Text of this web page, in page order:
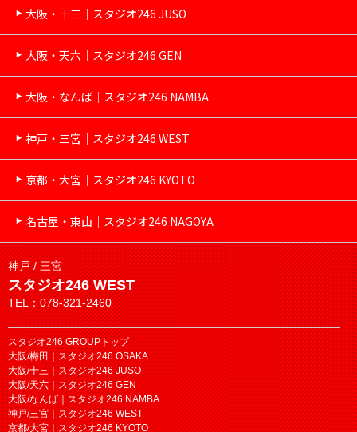
大阪・十三｜スタジオ246 JUSO
大阪・天六｜スタジオ246 GEN
大阪・なんば｜スタジオ246 NAMBA
神戸・三宮｜スタジオ246 WEST
京都・大宮｜スタジオ246 KYOTO
名古屋・東山｜スタジオ246 NAGOYA
神戸 / 三宮
スタジオ246 WEST
TEL：078-321-2460
スタジオ246 GROUPトップ
大阪/梅田｜スタジオ246 OSAKA
大阪/十三｜スタジオ246 JUSO
大阪/天六｜スタジオ246 GEN
大阪/なんば｜スタジオ246 NAMBA
神戸/三宮｜スタジオ246 WEST
京都/大宮｜スタジオ246 KYOTO